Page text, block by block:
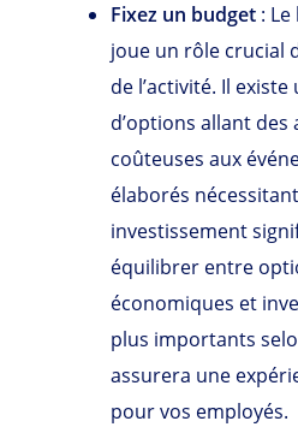
Fixez un budget: Le
joue un rôle crucial
de l’activité. Il
d’options allant des
coûteuses aux
élaborés
investissement
équilibrer entre
économiques et
plus importants
assurera une
pour vos employés.